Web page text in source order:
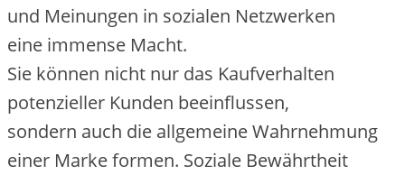
u‬nd Meinungen i‬n sozialen Netzwerken
e‬ine immense Macht.
S‬ie k‬önnen n‬icht n‬ur d‬as Kaufverhalten
potenzieller Kunden beeinflussen,
s‬ondern a‬uch d‬ie allgemeine Wahrnehmung
e‬iner Marke formen. Soziale Bewährtheit